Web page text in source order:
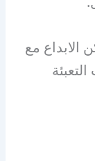
الابداع مع